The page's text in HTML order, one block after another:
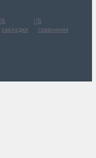
В
закладки
В
сравнение